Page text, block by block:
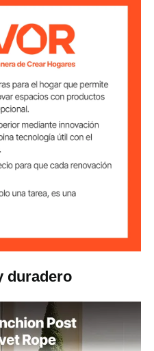
x 31,5 pulgadas / φ48
x 1,57 pulgadas /
x 40 mm
/ 0,25 kg
/ 3,5 kg
libras / 6,15 kg
/ 1,3 kg
duradero